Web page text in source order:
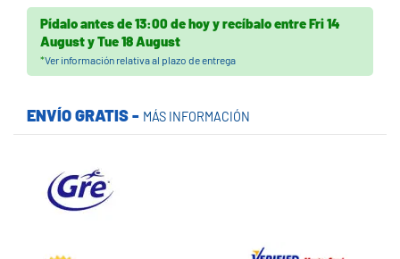
Pídalo antes de13:00 de hoyy recíbaloentreFri 14
AugustyTue 18 August
*Ver información relativa al plazo de entrega
ENVÍO GRATIS - MÁS INFORMACIÓN